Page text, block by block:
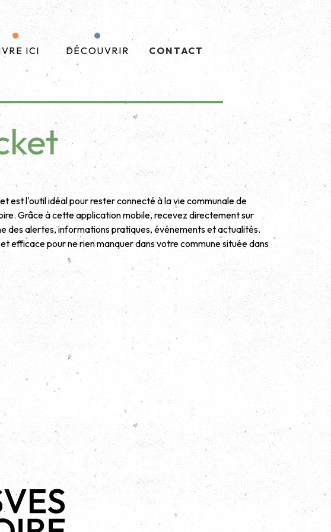
ICI DÉCOUVRIR CONTACT
est l'outil idéal pour rester connecté à la vie communale de
Grâce à cette application mobile, recevez directement sur
des alertes, informations pratiques, événements et actualités.
efficace pour ne rien manquer dans votre commune située dans